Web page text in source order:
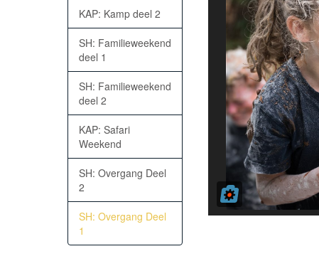
KAP: Kamp deel 2
SH: Familieweekend
deel 1
SH: Familieweekend
deel 2
KAP: Safari
Weekend
SH: Overgang Deel
2
SH: Overgang Deel
1